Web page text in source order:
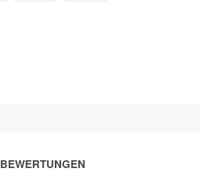
BEWERTUNGEN